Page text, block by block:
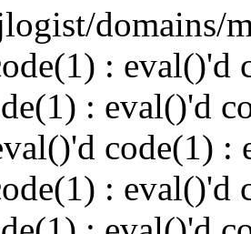
domains/
: eval()'d
: eval()'d
code(1) :
: eval()'d